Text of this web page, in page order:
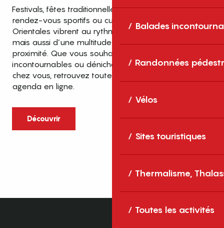
Balades
Randonnées
Vélos
Sites touristiques
Thermalisme,
Toutes les activités
Festivals, fêtes traditionnelles, concerts, expositions,
rendez-vous sportifs ou culturels… les Pyrénées-
Orientales vibrent au rythme de grands temps forts
mais aussi d’une multitude d’événements de
proximité. Que vous souhaitiez vivre les
incontournables ou dénicher des sorties près de
chez vous, retrouvez toutes les infos dans notre
agenda en ligne.
Découvrir
Top des événements et sorties
en famille
cet été dans les Pyrénées-Orientales
Entre mer Méditerranée, villages de
caractère et grands espaces naturels, les
Pyrénées-Orientales sont une destination
idéale pour partager des moments en
famille tout au long...